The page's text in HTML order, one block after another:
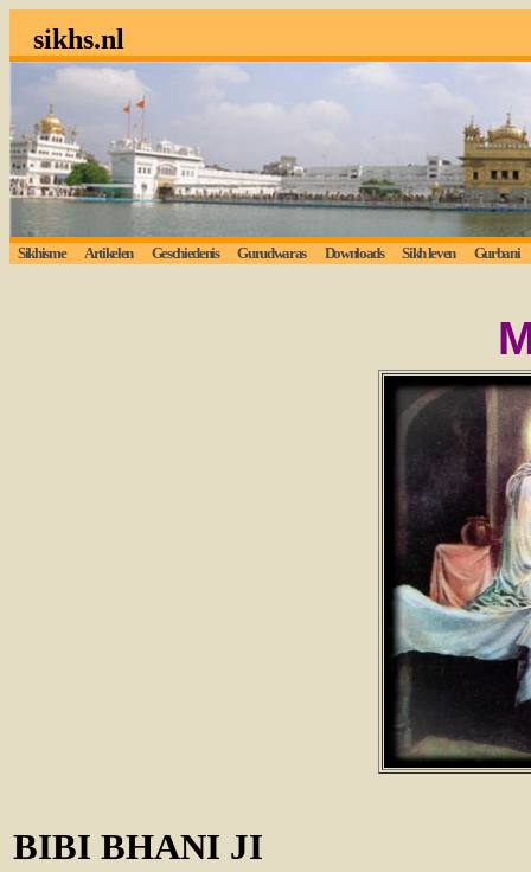
sikhs.nl
Sikhisme Artikelen Geschiedenis Gurudwaras Downloads Sikh leven Gurbani
BIBI BHANI JI